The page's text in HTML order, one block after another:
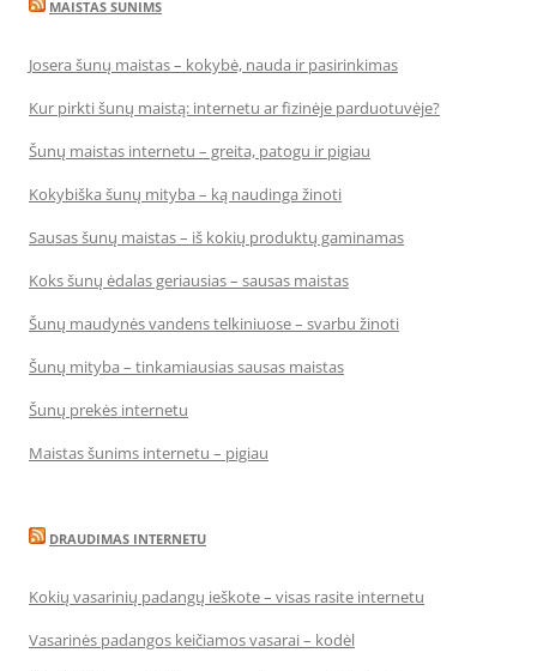
MAISTAS SUNIMS
Josera šunų maistas – kokybė, nauda ir pasirinkimas
Kur pirkti šunų maistą: internetu ar fizinėje parduotuvėje?
Šunų maistas internetu – greita, patogu ir pigiau
Kokybiška šunų mityba – ką naudinga žinoti
Sausas šunų maistas – iš kokių produktų gaminamas
Koks šunų ėdalas geriausias – sausas maistas
Šunų maudynės vandens telkiniuose – svarbu žinoti
Šunų mityba – tinkamiausias sausas maistas
Šunų prekės internetu
Maistas šunims internetu – pigiau
DRAUDIMAS INTERNETU
Kokių vasarinių padangų ieškote – visas rasite internetu
Vasarinės padangos keičiamos vasarai – kodėl